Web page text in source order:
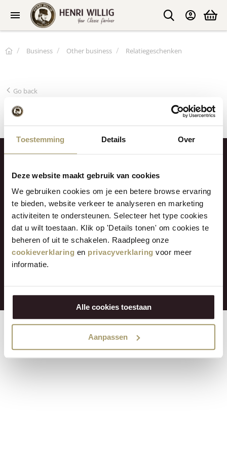
Toestemming Details Over
Deze website maakt gebruik van cookies
We gebruiken cookies om je een betere browse ervaring
te bieden, website verkeer te analyseren en marketing
activiteiten te ondersteunen. Selecteer het type cookies
dat u wilt toestaan. Klik op 'Details tonen' om cookies te
beheren of uit te schakelen. Raadpleeg onze
cookieverklaring en privacyverklaring voor meer
informatie.
Alle cookies toestaan
Aanpassen
Business Other business Relatiegeschenken
Go back
Relatiegeschenken
Customer support
Explore us
Contact us